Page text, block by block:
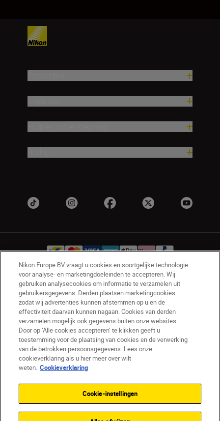
BE(nl) Nikon Sites
Contact opnemen
Privacyverklaring
Gebruiksvoorwaarden
Nikon Store - Algemene voorwaarden
Cookieverklaring
Toegankelijkheid
Cookie-instellingen
© 2026 Nikon
Nikon Europe BV vraagt u cookies en soortgelijke technologie
voor analyse- en marketingdoeleinden te accepteren. Wij
gebruiken analysecookies om informatie te verzamelen uit
gebruikersgegevens. Derden plaatsen marketingcookies
zodat wij advertenties kunnen afstemmen op u en de
effectiviteit daarvan kunnen nagaan. Cookies van derden
verzamelen mogelijk ook gegevens buiten onze websites.
Door op ‘Alle cookies accepteren’ te klikken geeft u
toestemming voor de plaatsing van cookies en de verwerking
van de betrokken persoonsgegevens. Lees onze
cookieverklaring als u hier meer over wilt
weten. Cookieverklaring
Cookie-instellingen